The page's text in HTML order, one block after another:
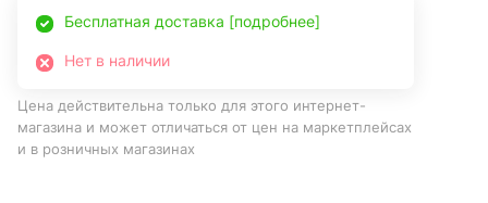
Бесплатная доставка [подробнее]
Нет в наличии
Цена действительна только для этого интернет-
магазина и может отличаться от цен на маркетплейсах
и в розничных магазинах